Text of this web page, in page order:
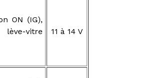
ON (IG),
vitre
11 à 14 V